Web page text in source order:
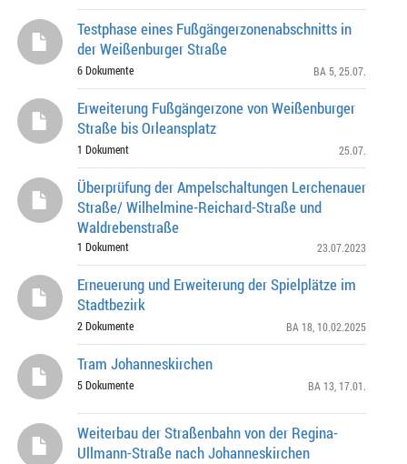
Testphase eines Fußgängerzonenabschnitts in
der Weißenburger Straße
6 Dokumente BA 5 , 25.07.
Erweiterung Fußgängerzone von Weißenburger
Straße bis Orleansplatz
1 Dokument 25.07.
Überprüfung der Ampelschaltungen Lerchenauer
Straße/ Wilhelmine-Reichard-Straße und
Waldrebenstraße
1 Dokument 23.07.2023
Erneuerung und Erweiterung der Spielplätze im
Stadtbezirk
2 Dokumente BA 18 , 10.02.2025
Tram Johanneskirchen
5 Dokumente BA 13 , 17.01.
Weiterbau der Straßenbahn von der Regina-
Ullmann-Straße nach Johanneskirchen